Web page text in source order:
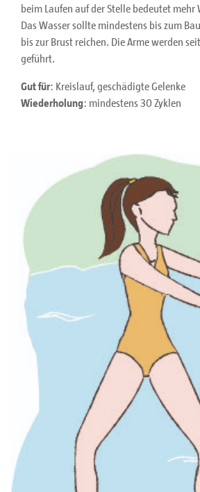
beim Laufen auf der Stelle bedeutet mehr
Das Wasser sollte mindestens bis zum
bis zur Brust reichen. Die Arme werden
geführt.
Gut für: Kreislauf, geschädigte Gelenke
Wiederholung: mindestens 30 Zyklen